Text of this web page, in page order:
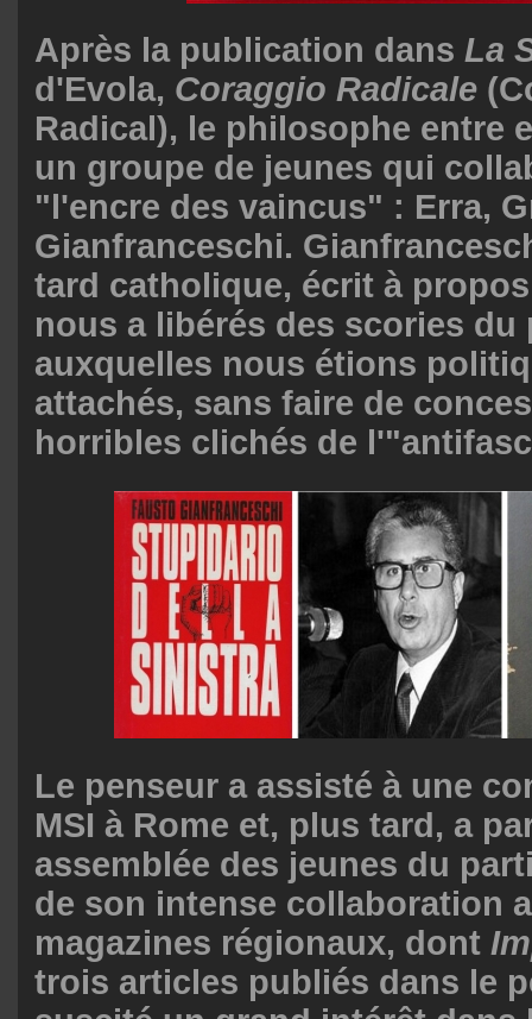
Après la publication dans La
d'Evola, Coraggio Radicale
Radical), le philosophe entre
un groupe de jeunes qui
"l'encre des vaincus" : Erra,
Gianfranceschi.
tard catholique, écrit à
nous a libérés des scories du
auxquelles nous étions
attachés, sans faire de
horribles clichés de
Le penseur a assisté à une
MSI à Rome et, plus tard, a
assemblée des jeunes du
de son intense collaboration
magazines régionaux, dont
trois articles publiés dans le